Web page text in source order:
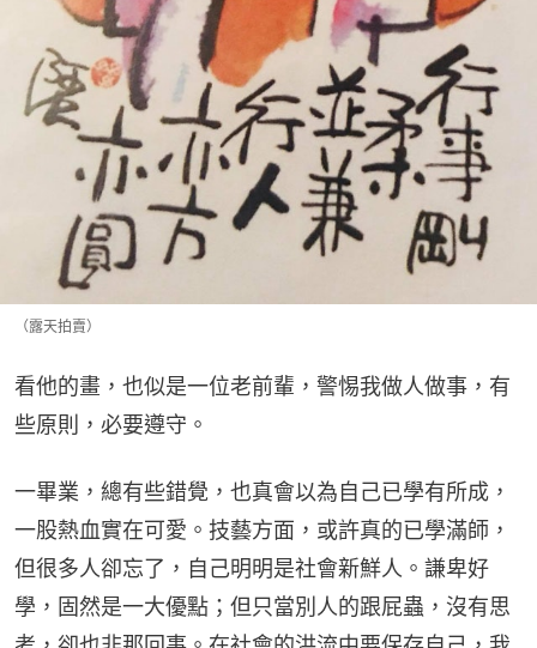
（露天拍賣）
看他的畫，也似是一位老前輩，警惕我做人做事，有
些原則，必要遵守。
一畢業，總有些錯覺，也真會以為自己已學有所成，
一股熱血實在可愛。技藝方面，或許真的已學滿師，
但很多人卻忘了，自己明明是社會新鮮人。謙卑好
學，固然是一大優點；但只當別人的跟屁蟲，沒有思